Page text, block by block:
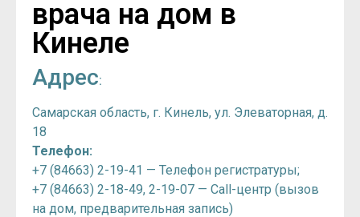
врача на дом в
Кинеле
Адрес:
Самарская область, г. Кинель, ул. Элеваторная, д.
18
Телефон:
+7 (84663) 2-19-41 — Телефон регистратуры;
+7 (84663) 2-18-49, 2-19-07 — Call-центр (вызов
на дом, предварительная запись)